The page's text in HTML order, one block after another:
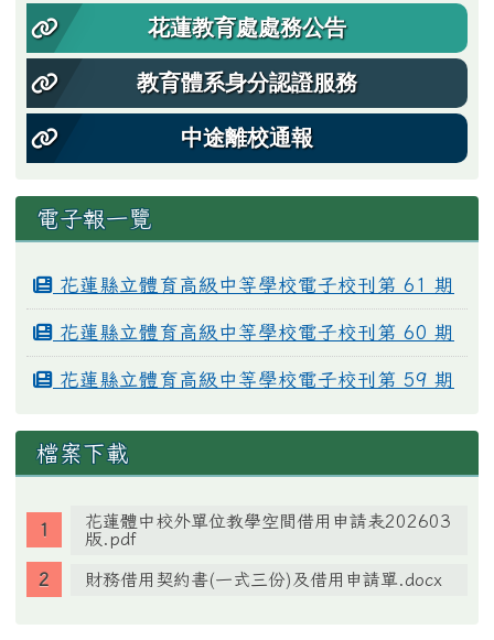
花蓮教育處處務公告
教育體系身分認證服務
中途離校通報
電子報一覽
花蓮縣立體育高級中等學校電子校刊第 61 期
花蓮縣立體育高級中等學校電子校刊第 60 期
花蓮縣立體育高級中等學校電子校刊第 59 期
檔案下載
花蓮體中校外單位教學空間借用申請表202603
版.pdf
財務借用契約書(一式三份)及借用申請單.docx